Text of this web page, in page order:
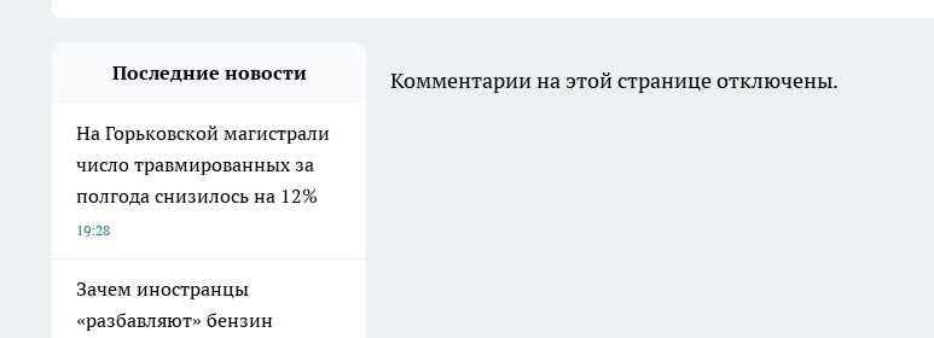
Последние новости
На Горьковской магистрали
число травмированных за
полгода снизилось на 12%
19:28
Зачем иностранцы
«разбавляют» бензин
Комментарии на этой странице отключены.